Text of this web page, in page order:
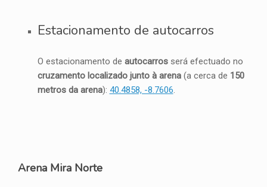
Estacionamento de autocarros
O estacionamento de autocarrosserá efectuado no
cruzamento localizado junto à arena(a cerca de 150
metros da arena): 40.4858, -8.7606
Arena Mira Norte